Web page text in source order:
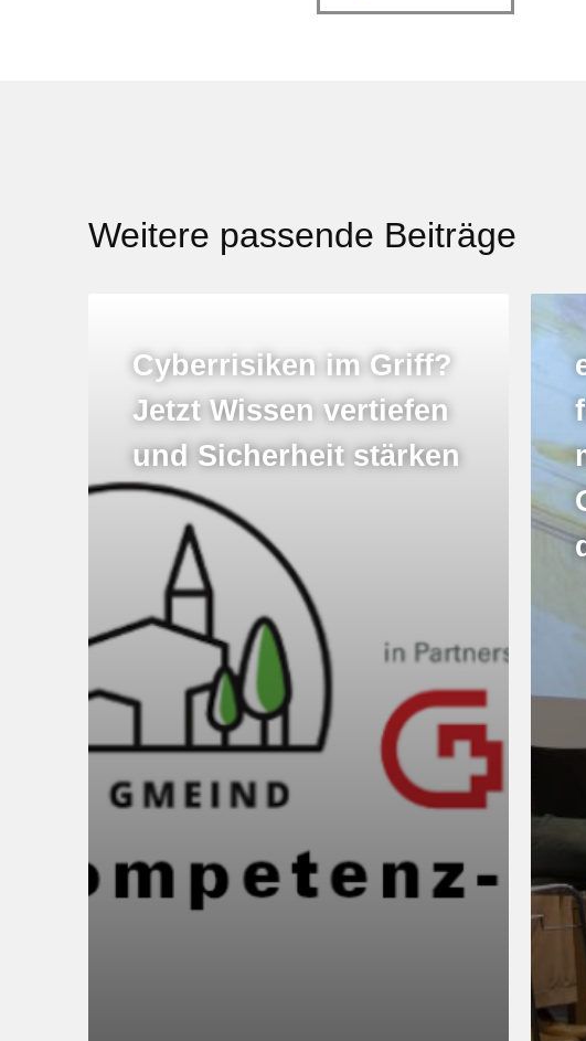
Weitere passende Beiträge
Cyberrisiken im Griff?
Jetzt Wissen vertiefen
und Sicherheit stärken